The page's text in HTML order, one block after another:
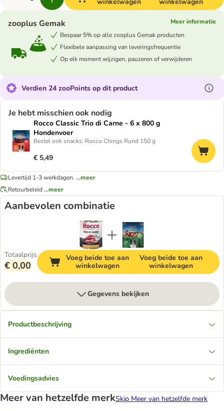
zooplus Gemak
Meer informatie
Bespaar 5% op alle zooplus Gemak producten
Flexibele aanpassing van leveringsfrequentie
Op elk moment wijzigen, pauzeren of verwijderen
Verdien 24 zooPoints op dit product
Je hebt misschien ook nodig
Rocco Classic Trio di Carne - 6 x 800 g
Hondenvoer
Bestel ook snacks: Rocco Chings Rund 150 g
€ 5,49
Levertijd 1-3 werkdagen. ...meer
Retourbeleid ...meer
Aanbevolen combinatie
Totaalprijs
€ 0,00
Voeg beide toe aan
winkelwagen
Voeg beide toe aan
winkelwagen
Gegevens bekijken
Productbeschrijving
Ingrediënten
Voedingsadvies
Meer van hetzelfde merkSkip Meer van hetzelfde merk